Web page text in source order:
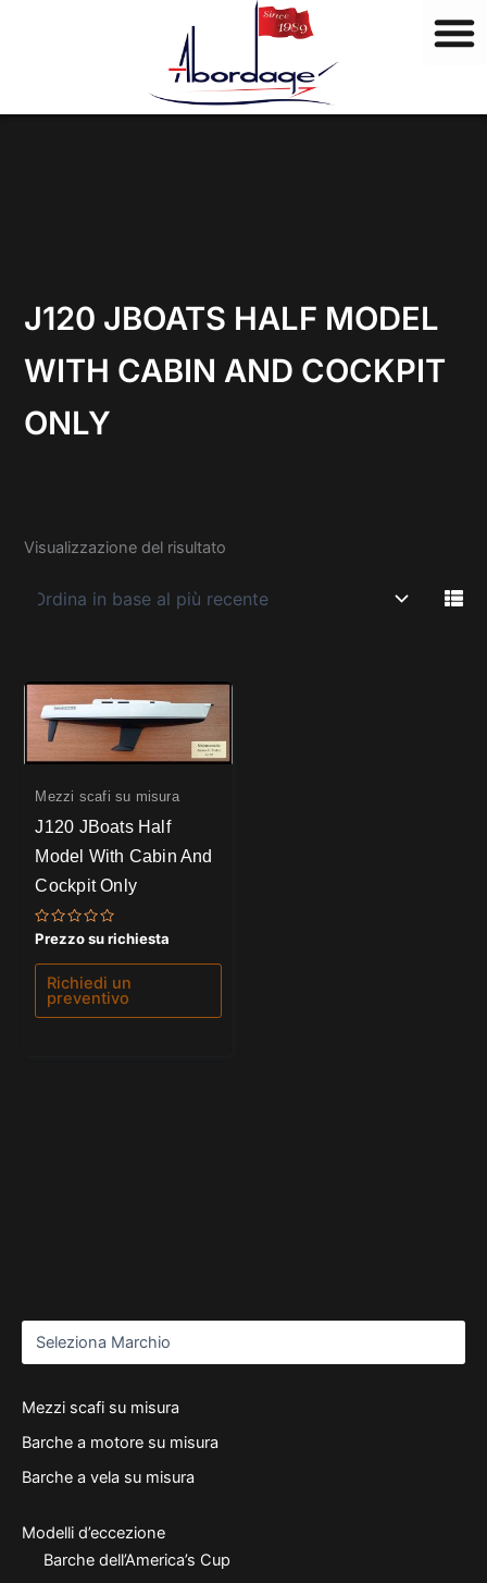
i
Mezzi scafi su misura
Barche a motore su misura
Barche a vela su misura
Modelli d’eccezione
Barche dell’America’s Cup
J120 JBOATS HALF MODEL
WITH CABIN AND COCKPIT
ONLY
Visualizzazione del risultato
Mezzi scafi su misura
J120 JBoats Half
Model With Cabin And
Cockpit Only
Valutato
su
Prezzo su richiesta
Richiedi un
preventivo